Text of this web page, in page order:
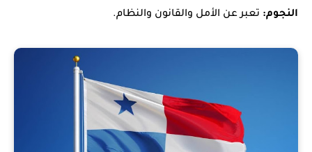
النجوم: تعبر عن الأمل والقانون والنظام.